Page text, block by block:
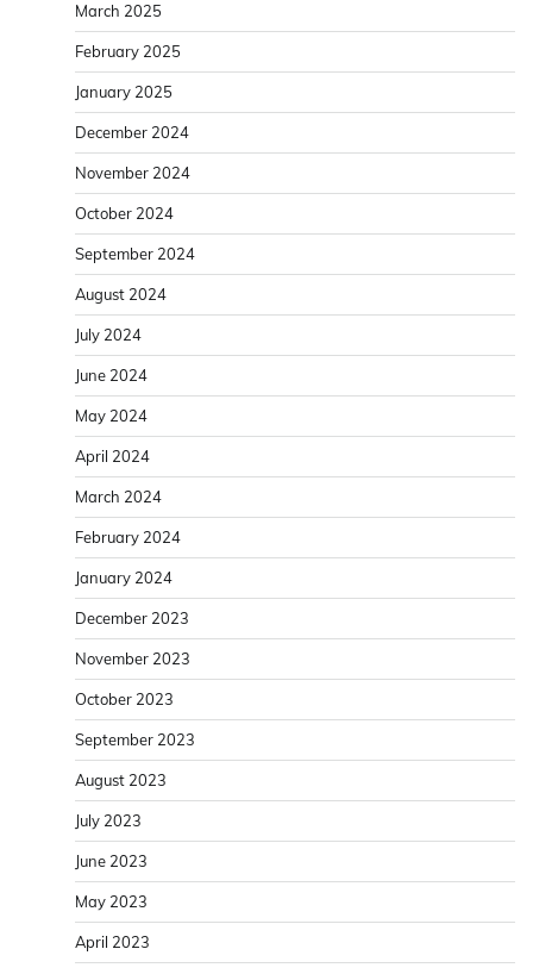
March 2025
February 2025
January 2025
December 2024
November 2024
October 2024
September 2024
August 2024
July 2024
June 2024
May 2024
April 2024
March 2024
February 2024
January 2024
December 2023
November 2023
October 2023
September 2023
August 2023
July 2023
June 2023
May 2023
April 2023